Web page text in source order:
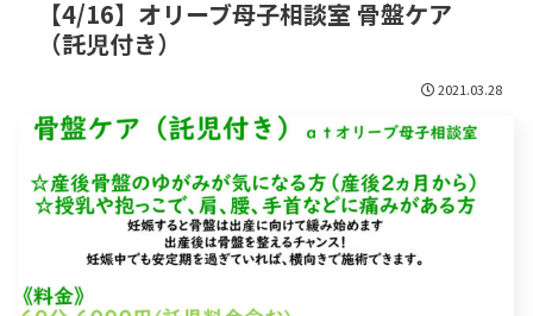
【4/16】オリーブ母子相談室 骨盤ケア
（託児付き）
2021.03.28